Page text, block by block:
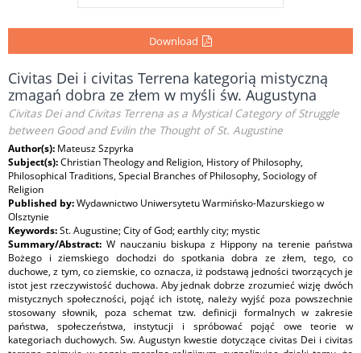
Download
Civitas Dei i civitas Terrena kategorią mistyczną
zmagań dobra ze złem w myśli św. Augustyna
Civitas Dei and Civitas Terrena as a Mystical Category of Struggle
between Good and Evilin the Thought of St. Augustine
Author(s): Mateusz Szpyrka
Subject(s):Christian Theology and Religion, History of Philosophy,
Philosophical Traditions, Special Branches of Philosophy, Sociology of
Religion
Published by:Wydawnictwo Uniwersytetu Warmińsko-Mazurskiego w
Olsztynie
Keywords:St. Augustine; City of God; earthly city; mystic
Summary/Abstract: W nauczaniu biskupa z Hippony na terenie państwa
Bożego i ziemskiego dochodzi do spotkania dobra ze złem, tego, co
duchowe, z tym, co ziemskie, co oznacza, iż podstawą jedności tworzących je
istot jest rzeczywistość duchowa. Aby jednak dobrze zrozumieć wizję dwóch
mistycznych społeczności, pojąć ich istotę, należy wyjść poza powszechnie
stosowany słownik, poza schemat tzw. definicji formalnych w zakresie
państwa, społeczeństwa, instytucji i spróbować pojąć owe teorie w
kategoriach duchowych. Sw. Augustyn kwestie dotyczące civitas Dei i civitas